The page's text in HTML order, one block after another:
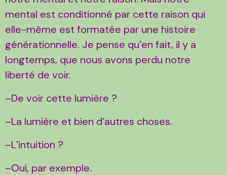
mental est conditionné par cette raison qui
elle-même est formatée par une histoire
générationnelle. Je pense qu’en fait, il y a
longtemps, que nous avons perdu notre
liberté de voir.
–De voir cette lumière ?
–La lumière et bien d’autres choses.
–L’intuition ?
–Oui, par exemple.